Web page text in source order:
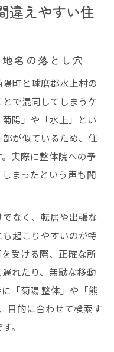
違えやすい住
名の落とし穴
町と球磨郡水上村の
で混同してしまうケ
陽」や「水上」とい
が似ているため、住
実際に整体院への予
まったという声も聞
なく、転居や出張な
起こりやすいのが特
受ける際、正確な所
れたり、無駄な移動
「菊陽 整体」や「熊
目的に合わせて検索す
。